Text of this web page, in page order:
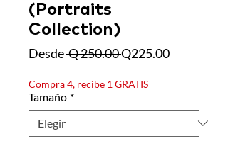
(Portraits
Collection)
Desde Q 250.00 Precio
Q225.00Precio de
Compra 4, recibe 1 GRATIS
Tamaño *